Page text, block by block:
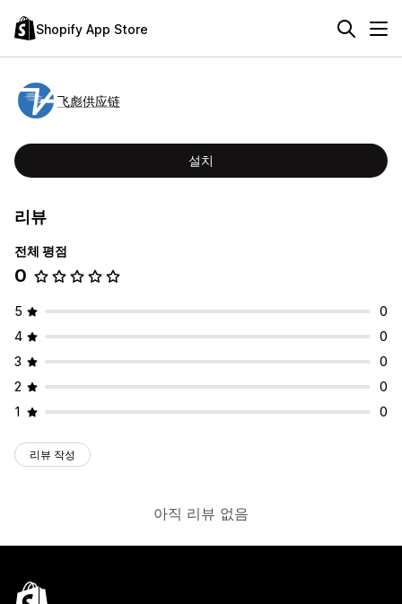
Shopify App Store
飞彪供应链
설치
리뷰
전체 평점
0
5
0
4
0
3
0
2
0
1
0
리뷰 작성
아직 리뷰 없음